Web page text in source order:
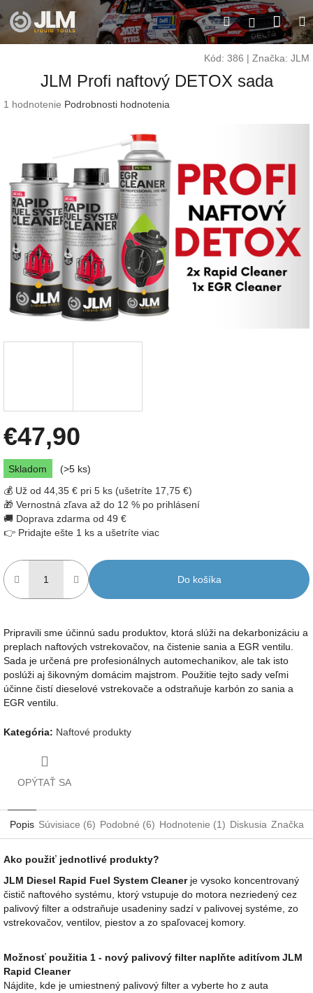
na
obsah
Hľadať
Kód: 386 | Značka: JLM
JLM Profi naftový DETOX sada
Priemerné
hviezdičiek.
1 hodnotenie Podrobnosti hodnotenia
€47,90
Jednotková
cena:
Skladom
(>5 ks)
💰 Už od 44,35 € pri 5 ks (ušetríte 17,75 €)
🎁 Vernostná zľava až do 12 % po prihlásení
🚚 Doprava zdarma od 49 €
👉 Pridajte ešte 1 ks a ušetríte viac
Do košíka
Pripravili sme účinnú sadu produktov, ktorá slúži na dekarbonizáciu a
preplach naftových vstrekovačov, na čistenie sania a EGR ventilu.
Sada je určená pre profesionálnych automechanikov, ale tak isto
poslúži aj šikovným domácim majstrom. Použitie tejto sady veľmi
účinne čistí dieselové vstrekovače a odstraňuje karbón zo sania a
EGR ventilu.
Kategória: Naftové produkty
OPÝTAŤ SA
Popis Súvisiace (6) Podobné (6) Hodnotenie (1) Diskusia Značka
Ako použiť jednotlivé produkty?
JLM Diesel Rapid Fuel System Cleaner je vysoko koncentrovaný
čistič naftového systému, ktorý vstupuje do motora nezriedený cez
palivový filter a odstraňuje usadeniny sadzí v palivovej systéme, zo
vstrekovačov, ventilov, piestov a zo spaľovacej komory.
Možnosť použitia 1 - nový palivový filter naplňte aditívom JLM
Rapid Cleaner
Nájdite, kde je umiestnený palivový filter a vyberte ho z auta